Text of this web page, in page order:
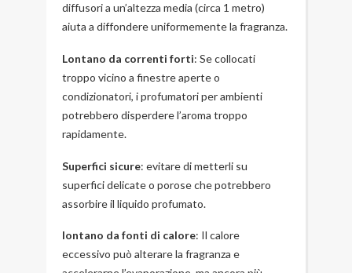
diffusori a un’altezza media (circa 1 metro)
aiuta a diffondere uniformemente la fragranza.
Lontano da correnti forti: Se collocati
troppo vicino a finestre aperte o
condizionatori, i profumatori per ambienti
potrebbero disperdere l’aroma troppo
rapidamente.
Superfici sicure: evitare di metterli su
superfici delicate o porose che potrebbero
assorbire il liquido profumato.
lontano da fonti di calore: Il calore
eccessivo può alterare la fragranza e